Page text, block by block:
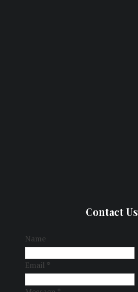
Contact Us
Name
Email *